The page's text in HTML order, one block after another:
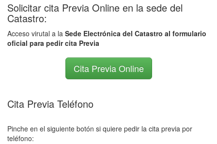
Solicitar cita Previa Online en la sede del
Catastro:
Acceso virutal a la Sede Electrónica del Catastro al formulario
oficial para pedir cita Previa
Cita Previa Online
Cita Previa Teléfono
Pinche en el siguiente botón si quiere pedir la cita previa por
teléfono: